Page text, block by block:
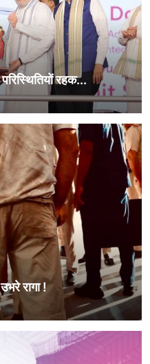
रहक...
रागा !